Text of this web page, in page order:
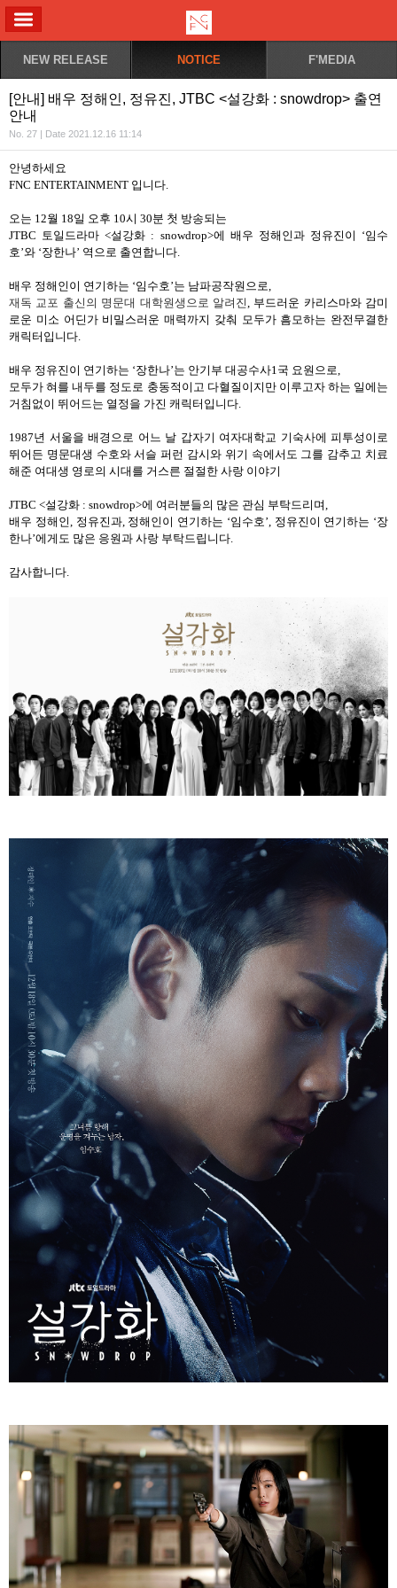
NEW RELEASE NOTICE F'MEDIA
[안내] 배우 정해인, 정유진, JTBC <설강화 : snowdrop> 출연
안내
No. 27 | Date 2021.12.16 11:14
안녕하세요
FNC ENTERTAINMENT 입니다.
오는 12월 18일 오후 10시 30분 첫 방송되는
JTBC 토일드라마 <설강화 : snowdrop>에 배우 정해인과 정유진이 ‘임수
호’와 ‘장한나’ 역으로 출연합니다.
배우 정해인이 연기하는 ‘임수호’는 남파공작원으로,
재독 교포 출신의 명문대 대학원생으로 알려진, 부드러운 카리스마와 감미
로운 미소 어딘가 비밀스러운 매력까지 갖춰 모두가 흠모하는 완전무결한
캐릭터입니다.
배우 정유진이 연기하는 ‘장한나’는 안기부 대공수사1국 요원으로,
모두가 혀를 내두를 정도로 충동적이고 다혈질이지만 이루고자 하는 일에는
거침없이 뛰어드는 열정을 가진 캐릭터입니다.
1987년 서울을 배경으로 어느 날 갑자기 여자대학교 기숙사에 피투성이로
뛰어든 명문대생 수호와 서슬 퍼런 감시와 위기 속에서도 그를 감추고 치료
해준 여대생 영로의 시대를 거스른 절절한 사랑 이야기
JTBC <설강화 : snowdrop>에 여러분들의 많은 관심 부탁드리며,
배우 정해인, 정유진과, 정해인이 연기하는 ‘임수호’, 정유진이 연기하는 ‘장
한나’에게도 많은 응원과 사랑 부탁드립니다.
감사합니다.